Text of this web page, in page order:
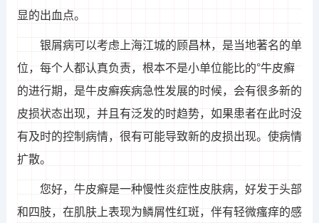
显的出血点。
银屑病可以考虑上海江城的顾昌林，是当地著名的单
位，每个人都认真负责，根本不是小单位能比的°牛皮癣
的进行期，是牛皮癣疾病急性发展的时候，会有很多新的
皮损状态出现，并且有泛发的时趋势，如果患者在此时没
有及时的控制病情，很有可能导致新的皮损出现。使病情
扩散。
您好，牛皮癣是一种慢性炎症性皮肤病，好发于头部
和四肢，在肌肤上表现为鳞屑性红斑，伴有轻微瘙痒的感